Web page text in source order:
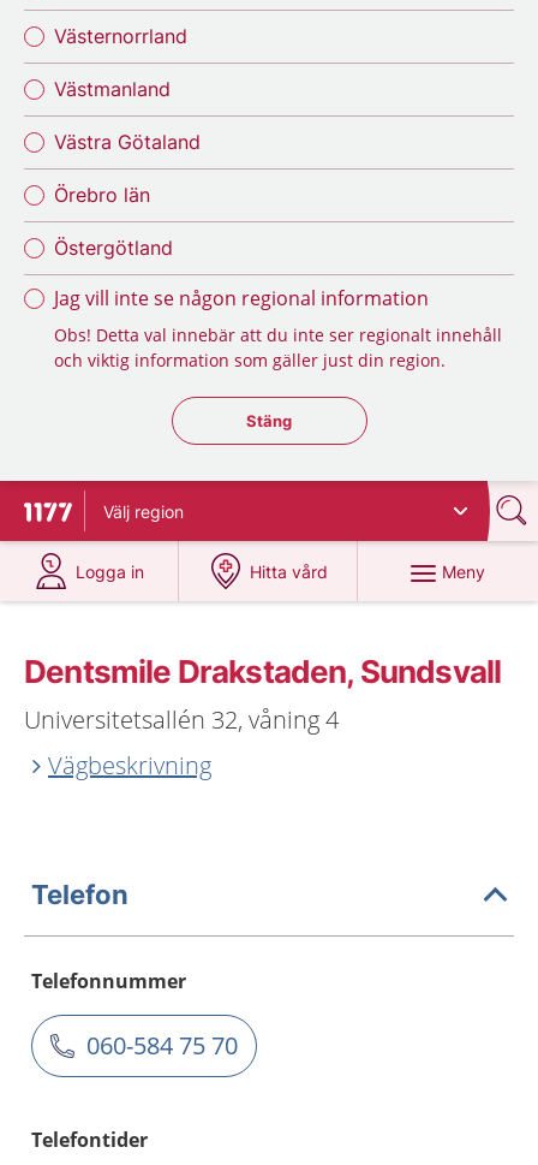
Västernorrland
Västmanland
Västra Götaland
Örebro län
Östergötland
Jag vill inte se någon regional information
Obs! Detta val innebär att du inte ser regionalt innehåll
och viktig information som gäller just din region.
Stäng regionsväljaren
Stäng
Till startsidan för 1177
Välj region
Logga in
på 1177.se
Hitta vård
på 1177.se
Meny
Dentsmile Drakstaden, Sundsvall
Universitetsallén 32, våning 4
Vägbeskrivning
Telefon
Telefonnummer
060-584 75 70
Telefontider